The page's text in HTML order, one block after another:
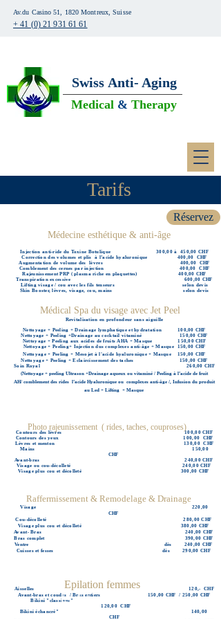
Av.du Casino 51, 1820 Montreux, Suisse
+ 41 (0) 21 931 61 61
Swiss Anti- Aging
Medical & Therapy
Tarifs
Réservez
Médecine esthétique & anti-âge
Injection anti-ride du Toxine Botulique 300,00 à 450,00 CHF
Correction des volumes et plis à l’acide hyaluronique 400,00 CHF
Augmentation de volume des lèvres 400,00 CHF
Comblement des cernes par injection 400,00 CHF
Rajeunissement PRP ( plasma riche en plaquettes) 400,00 CHF
Transpiration excessive 600,00 CHF
Lifting visage / cou avec les fils tenseurs selon devis
Skin Booster, lèvres, visage, cou, mains selon devis
Revitalisation en profondeur sans aiguille
Nettoyage + Peeling + Drainage lymphatique et hydratation 100,00 CHF
Nettoyage + Peeling +Drainage au cocktail vitaminé 150,00 CHF
Nettoyage + Peeling aux acides de fruits AHA + Masque 150,00 CHF
Nettoyage + Peeling+ Injection dus complexes anti-âge + Masque 150,00 CHF
Nettoyage + Peeling + Mesojet à l'acide hyaluronique + Masque150,00 CHF
Nettoyage + Peeling + Eclaircissement des taches 150,00 CHF
Soin Royal 260,00 CHF
(Nettoyage + peeling Ultrason +Drainage aqueux ou vitaminé / Peeling à l’acide de fruit
AH/ comblement des rides l’acide Hyaluronique ou complexes anti-âge /, Infusion du produit
au Led + Lifting + Masque
Contours des lèvres 100,00 CHF
Contours des yeux 100,00 CHF
Lèvres et menton 130,00 CHF
Mains 150,00
CHF
Avant-bras 240,00 CHF
Visage ou cou-décolleté 240,00 CHF
Visage plus cou et décolleté 300,00 CHF
Visage 220,00
CHF
Cou-décolleté 280,00 CHF
Visage plus cou et décolleté 380,00 CHF
Avant- Bras 240,00 CHF
Bras complet 390,00 CHF
Ventre dès 240,00 CHF
Cuisses et fesses dès 290,00 CHF
Aisselles 120,- CHF
Avant-bras et coudes / Bras entiers
150,00 CHF / 250,00 CHF
Bikini "classique"
120,00 CHF
Bikini échancré"
140,00
CHF
Médical Spa du visage avec Jet Peel
Raffermissement & Remodelage & Drainage
Epilation Homme
Photo rajeunissement ( rides, taches, couproses)
Epilation femmes